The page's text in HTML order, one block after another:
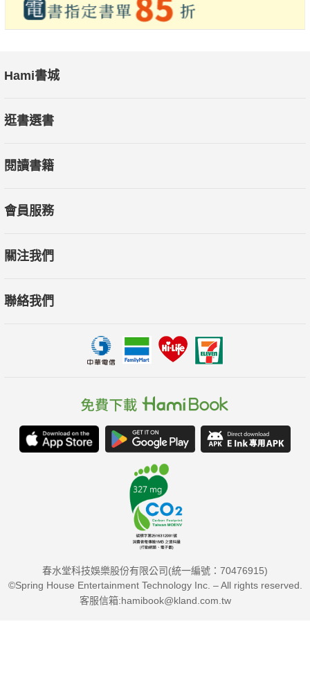
Hami書城
逛書選書
閱讀書籍
會員服務
關注我們
聯絡我們
春水堂科技娛樂股份有限公司(統一編號：70476915)
©Spring House Entertainment Technology Inc. – All rights reserved.
客服信箱:hamibook@kland.com.tw